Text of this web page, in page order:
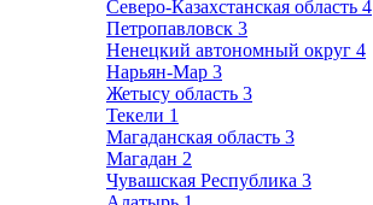
Северо-Казахстанская область 4
Петропавловск 3
Ненецкий автономный округ 4
Нарьян-Мар 3
Жетысу область 3
Текели 1
Магаданская область 3
Магадан 2
Чувашская Республика 3